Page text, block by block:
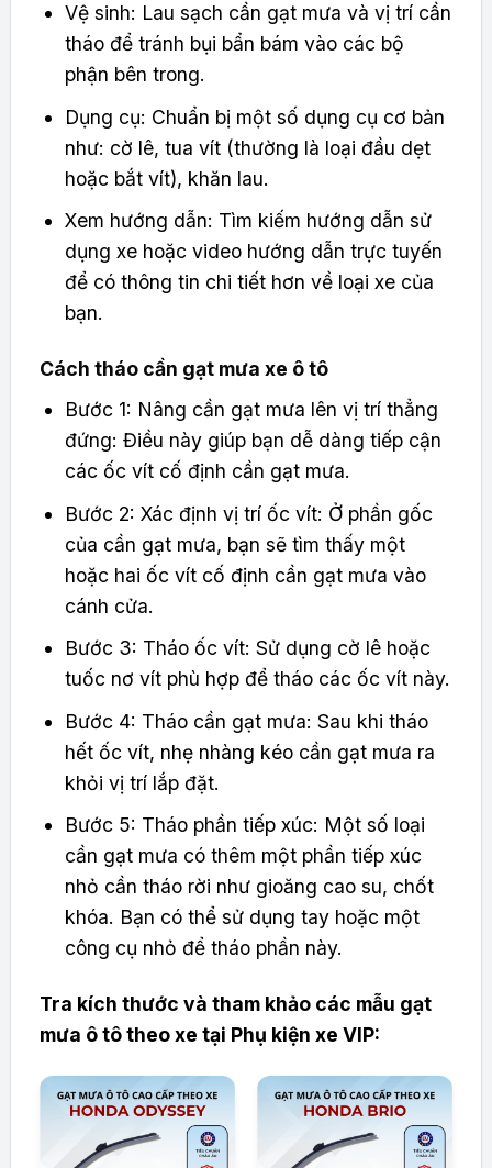
Vệ sinh: Lau sạch cần gạt mưa và vị trí cần
tháo để tránh bụi bẩn bám vào các bộ
phận bên trong.
Dụng cụ: Chuẩn bị một số dụng cụ cơ bản
như: cờ lê, tua vít (thường là loại đầu dẹt
hoặc bắt vít), khăn lau.
Xem hướng dẫn: Tìm kiếm hướng dẫn sử
dụng xe hoặc video hướng dẫn trực tuyến
để có thông tin chi tiết hơn về loại xe của
bạn.
Cách tháo cần gạt mưa xe ô tô
Bước 1: Nâng cần gạt mưa lên vị trí thẳng
đứng: Điều này giúp bạn dễ dàng tiếp cận
các ốc vít cố định cần gạt mưa.
Bước 2: Xác định vị trí ốc vít: Ở phần gốc
của cần gạt mưa, bạn sẽ tìm thấy một
hoặc hai ốc vít cố định cần gạt mưa vào
cánh cửa.
Bước 3: Tháo ốc vít: Sử dụng cờ lê hoặc
tuốc nơ vít phù hợp để tháo các ốc vít này.
Bước 4: Tháo cần gạt mưa: Sau khi tháo
hết ốc vít, nhẹ nhàng kéo cần gạt mưa ra
khỏi vị trí lắp đặt.
Bước 5: Tháo phần tiếp xúc: Một số loại
cần gạt mưa có thêm một phần tiếp xúc
nhỏ cần tháo rời như gioăng cao su, chốt
khóa. Bạn có thể sử dụng tay hoặc một
công cụ nhỏ để tháo phần này.
Tra kích thước và tham khảo các mẫu gạt
mưa ô tô theo xe tại Phụ kiện xe VIP: